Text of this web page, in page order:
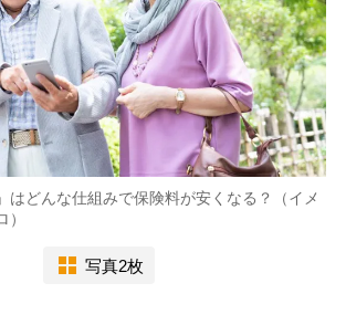
はどんな仕組みで保険料が安くなる？（イメ
写真2枚